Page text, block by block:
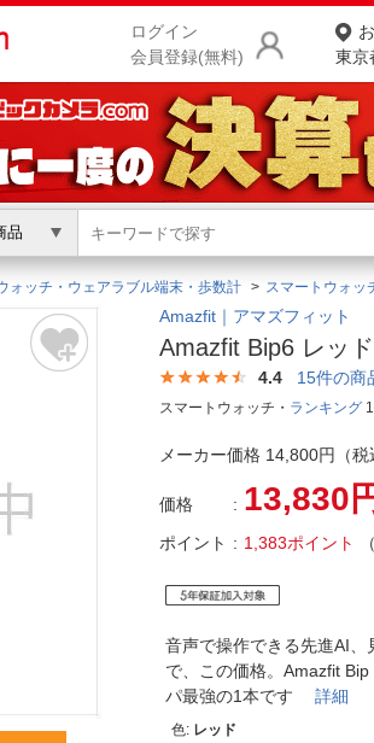
ログイン
会員登録(無料)
東京
品
商品を
ランキン
カテゴリ
お客様
ご利用ガ
よくある
ォッチ・ウェアラブル端末・歩数計 スマートウォッ
Amazfit｜アマズフィット
Amazfit Bip6 レッ
4.4 15件の商
スマートウォッチ・ ランキング
メーカー価格 14,800円（
価格 13,830
ポイント
1,383ポイント （
音声で操作できる先進AI
で、この価格。Amazfit
パ最強の1本です詳細
色: レッド